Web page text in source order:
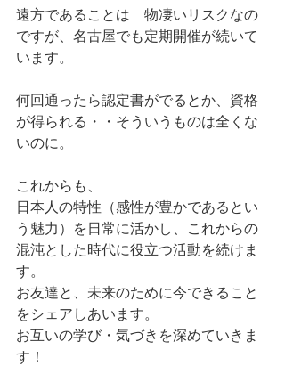
遠方であることは　物凄いリスクなの
ですが、名古屋でも定期開催が続いて
います。
何回通ったら認定書がでるとか、資格
が得られる・・そういうものは全くな
いのに。
これからも、
日本人の特性（感性が豊かであるとい
う魅力）を日常に活かし、これからの
混沌とした時代に役立つ活動を続けま
す。
お友達と、未来のために今できること
をシェアしあいます。
お互いの学び・気づきを深めていきま
す！